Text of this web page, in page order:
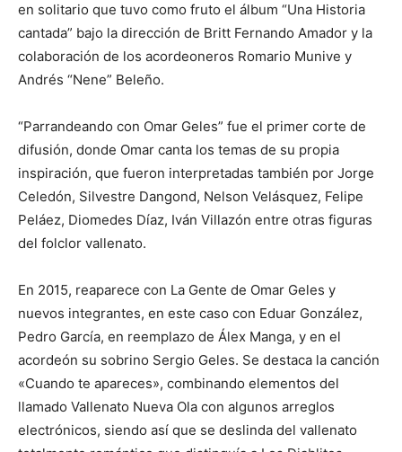
en solitario que tuvo como fruto el álbum “Una Historia
cantada” bajo la dirección de Britt Fernando Amador y la
colaboración de los acordeoneros Romario Munive y
Andrés “Nene” Beleño.
“Parrandeando con Omar Geles” fue el primer corte de
difusión, donde Omar canta los temas de su propia
inspiración, que fueron interpretadas también por Jorge
Celedón, Silvestre Dangond, Nelson Velásquez, Felipe
Peláez, Diomedes Díaz, Iván Villazón entre otras figuras
del folclor vallenato.
En 2015, reaparece con La Gente de Omar Geles y
nuevos integrantes, en este caso con Eduar González,
Pedro García, en reemplazo de Álex Manga, y en el
acordeón su sobrino Sergio Geles. Se destaca la canción
«Cuando te apareces», combinando elementos del
llamado Vallenato Nueva Ola con algunos arreglos
electrónicos, siendo así que se deslinda del vallenato